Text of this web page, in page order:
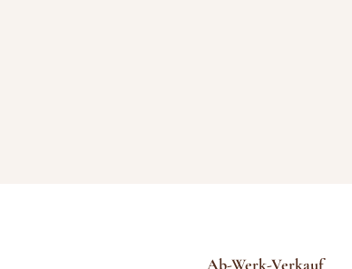
Ab-Werk-Verkauf